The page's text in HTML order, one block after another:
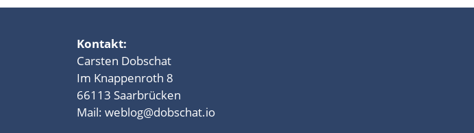
Kontakt:
Carsten Dobschat
Im Knappenroth 8
66113 Saarbrücken
Mail: weblog@dobschat.io